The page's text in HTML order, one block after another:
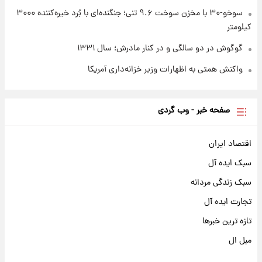
سوخو-۳۰ با مخزن سوخت ۹.۶ تنی؛ جنگنده‌ای با بُرد خیره‌کننده ۳۰۰۰
کیلومتر
گوگوش در دو سالگی و در کنار مادرش؛ سال ۱۳۳۱
واکنش همتی به اظهارات وزیر خزانه‌داری آمریکا
صفحه خبر - وب گردی
اقتصاد ایران
سبک ایده آل
سبک زندگی مردانه
تجارت ایده آل
تازه ترین خبرها
مبل ال